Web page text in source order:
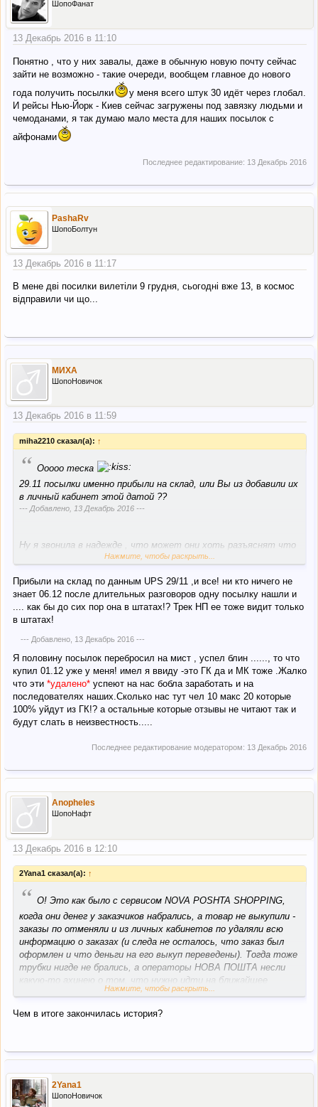
ШопоФанат
13 Декабрь 2016 в 11:10
Понятно , что у них завалы, даже в обычную новую почту сейчас
зайти не возможно - такие очереди, вообщем главное до нового
года получить посылки
у меня всего штук 30 идёт через глобал.
И рейсы Нью-Йорк - Киев сейчас загружены под завязку людьми и
чемоданами, я так думаю мало места для наших посылок с
айфонами
Последнее редактирование: 13 Декабрь 2016
PashaRv
ШопоБолтун
13 Декабрь 2016 в 11:17
В мене дві посилки вилетіли 9 грудня, сьогодні вже 13, в космос
відправили чи що...
МИХА
ШопоНовичок
13 Декабрь 2016 в 11:59
miha2210 сказал(а): ↑
“ Ооооо теска
29.11 посылки именно прибыли на склад, или Вы из добавили их
в личный кабинет этой датой ??
--- Добавлено, 13 Декабрь 2016 ---
Ну я звонила в надежде , что может они хоть разъяснят что
значит статус " в транзите", ведь посылки трекятся через
Нажмите, чтобы раскрыть...
Прибыли на склад по данным UPS 29/11 ,и все! ни кто ничего не
знает 06.12 после длительных разговоров одну посылку нашли и
.... как бы до сих пор она в штатах!? Трек НП ее тоже видит только
в штатах!
--- Добавлено, 13 Декабрь 2016---
Я половину посылок перебросил на мист , успел блин ......, то что
купил 01.12 уже у меня! имел я ввиду -это ГК да и МК тоже .Жалко
что эти *удалено* успеют на нас бобла заработать и на
последователях наших.Сколько нас тут чел 10 макс 20 которые
100% уйдут из ГК!? а остальные которые отзывы не читают так и
будут слать в неизвестность.....
Последнее редактирование модератором: 13 Декабрь 2016
Anopheles
ШопоНафт
13 Декабрь 2016 в 12:10
2Yana1 сказал(а): ↑
“ О! Это как было с сервисом NOVA POSHTA SHOPPING,
когда они денег у заказчиков набрались, а товар не выкупили -
заказы по отменяли и из личных кабинетов по удаляли всю
информацию о заказах (и следа не осталось, что заказ был
оформлен и что деньги на его выкуп переведены). Тогда тоже
трубки нигде не брались, а операторы НОВА ПОШТА несли
какую-то ахинею о том, что нужно идти на ближайшее
отделение и писать какое-то заявление на возврат денег, в
не выкупленного заказа).
Нажмите, чтобы раскрыть...
Чем в итоге закончилась история?
2Yana1
ШопоНовичок